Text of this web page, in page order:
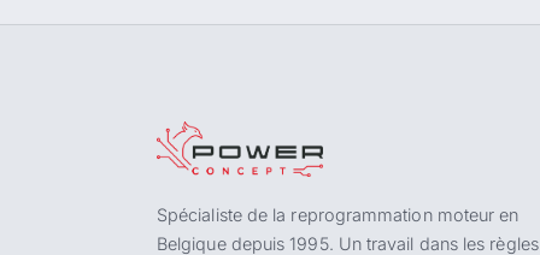
Spécialiste de la reprogrammation moteur en
Belgique depuis 1995. Un travail dans les règles